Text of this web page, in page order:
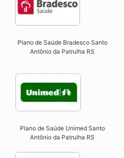
Plano de Saúde Bradesco Santo
Antônio da Patrulha RS
Plano de Saúde Unimed Santo
Antônio da Patrulha RS